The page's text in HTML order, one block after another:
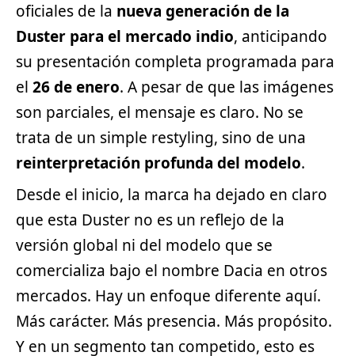
oficiales de la nueva generación de la
Duster para el mercado indio, anticipando
su presentación completa programada para
el 26 de enero. A pesar de que las imágenes
son parciales, el mensaje es claro. No se
trata de un simple restyling, sino de una
reinterpretación profunda del modelo.
Desde el inicio, la marca ha dejado en claro
que esta Duster no es un reflejo de la
versión global ni del modelo que se
comercializa bajo el nombre Dacia en otros
mercados. Hay un enfoque diferente aquí.
Más carácter. Más presencia. Más propósito.
Y en un segmento tan competido, esto es